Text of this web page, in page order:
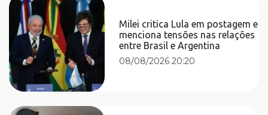
Milei critica Lula em postagem e
menciona tensões nas relações
entre Brasil e Argentina
08/08/2026 20:20